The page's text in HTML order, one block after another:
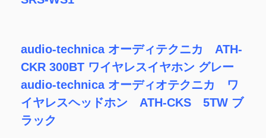
audio-technica オーディテクニカ ATH-
CKR 300BT ワイヤレスイヤホン グレー
audio-technica オーディオテクニカ ワ
イヤレスヘッドホン ATH-CKS 5TW ブ
ラック